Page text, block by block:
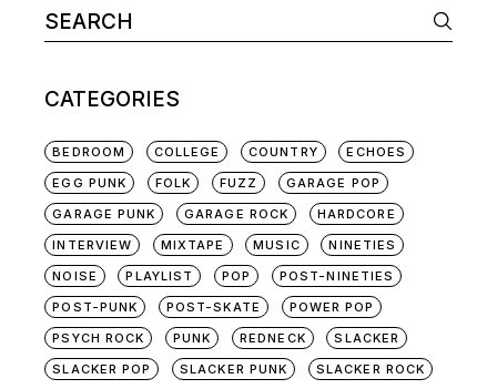
Search
for:
CATEGORIES
BEDROOM COLLEGE COUNTRY
ECHOES
EGG PUNK
FOLK FUZZ
GARAGE POP
GARAGE PUNK
GARAGE ROCK
HARDCORE
INTERVIEW
MIXTAPE MUSIC
NINETIES
NOISE
PLAYLIST POP
POST-NINETIES
POST-PUNK
POST-SKATE
POWER POP
PSYCH ROCK
PUNK REDNECK
SLACKER
SLACKER POP
SLACKER PUNK
SLACKER ROCK